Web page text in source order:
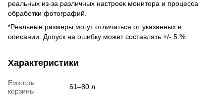
реальных из-за различных настроек монитора и процесса
обработки фотографий.
*Реальные размеры могут отличаться от указанных в
описании. Допуск на ошибку может составлять +/- 5 %.
Характеристики
Емкость
корзины
61–80 л